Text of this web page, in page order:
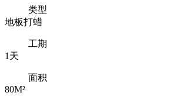
类型
地板打蜡
工期
1天
面积
80M²